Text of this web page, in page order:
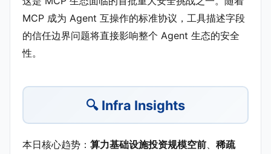
MCP 成为 Agent 互操作的标准协议，工具描述字段
的信任边界问题将直接影响整个 Agent 生态的安全
性。
🔍 Infra Insights
本日核心趋势： 算力基础设施投资规模空前、 稀疏